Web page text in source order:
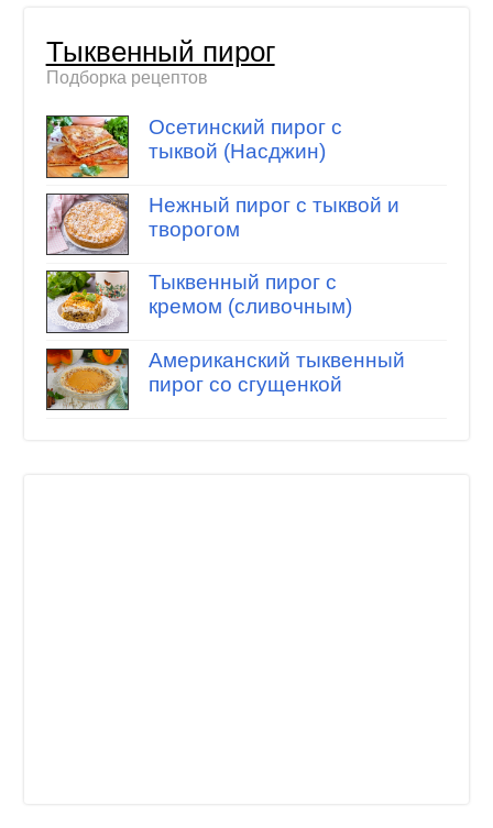
Тыквенный пирог
Подборка рецептов
Осетинский пирог с
тыквой (Насджин)
Нежный пирог с тыквой и
творогом
Тыквенный пирог с
кремом (сливочным)
Американский тыквенный
пирог со сгущенкой